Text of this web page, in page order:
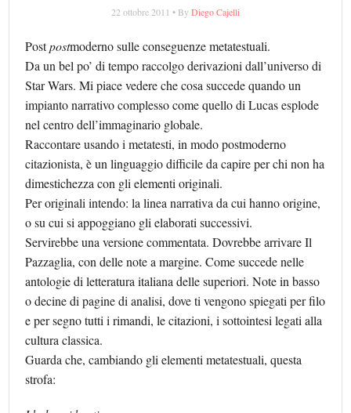
22 ottobre 2011 • By Diego Cajelli
Postpostmoderno sulle conseguenze metatestuali.
Da un bel po’ di tempo raccolgo derivazioni dall’universo di
Star Wars. Mi piace vedere che cosa succede quando un
impianto narrativo complesso come quello di Lucas esplode
nel centro dell’immaginario globale.
Raccontare usando i metatesti, in modo postmoderno
citazionista, è un linguaggio difficile da capire per chi non ha
dimestichezza con gli elementi originali.
Per originali intendo: la linea narrativa da cui hanno origine,
o su cui si appoggiano gli elaborati successivi.
Servirebbe una versione commentata. Dovrebbe arrivare Il
Pazzaglia, con delle note a margine. Come succede nelle
antologie di letteratura italiana delle superiori. Note in basso
o decine di pagine di analisi, dove ti vengono spiegati per filo
e per segno tutti i rimandi, le citazioni, i sottointesi legati alla
cultura classica.
Guarda che, cambiando gli elementi metatestuali, questa
strofa: